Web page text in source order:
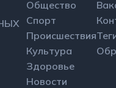
Спорт
Культура
Здоровье
Новости
онлайн